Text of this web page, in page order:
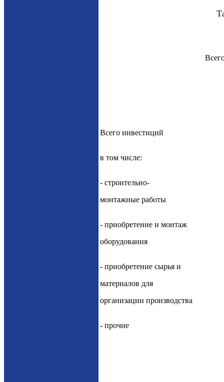
Всего инвестиций
в том числе:
- строительно-
монтажные работы
- приобретение и монтаж
оборудования
- приобретение сырья и
материалов для
организации производства
- прочие